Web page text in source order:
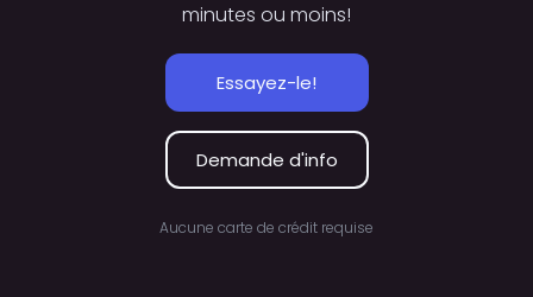
minutes ou moins!
Essayez-le!
Demande d'info
Aucune carte de crédit requise